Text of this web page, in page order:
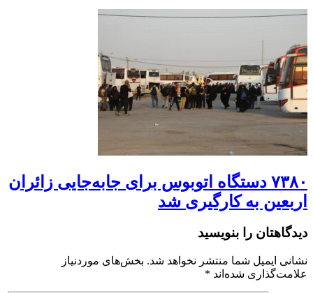
۷۳۸۰ دستگاه اتوبوس برای جابه‌جایی زائران
اربعین به‌ کارگیری شد
دیدگاهتان را بنویسید
نشانی ایمیل شما منتشر نخواهد شد. بخش‌های موردنیاز
علامت‌گذاری شده‌اند *